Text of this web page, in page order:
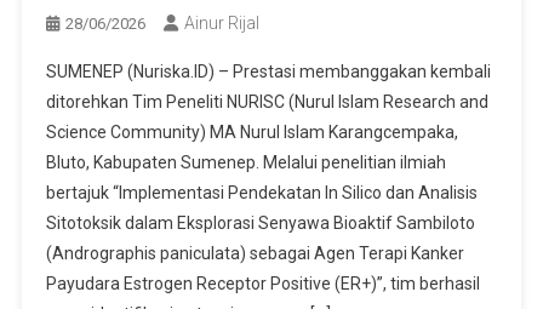
28/06/2026 Ainur Rijal
SUMENEP (Nuriska.ID) – Prestasi membanggakan kembali
ditorehkan Tim Peneliti NURISC (Nurul Islam Research and
Science Community) MA Nurul Islam Karangcempaka,
Bluto, Kabupaten Sumenep. Melalui penelitian ilmiah
bertajuk “Implementasi Pendekatan In Silico dan Analisis
Sitotoksik dalam Eksplorasi Senyawa Bioaktif Sambiloto
(Andrographis paniculata) sebagai Agen Terapi Kanker
Payudara Estrogen Receptor Positive (ER+)”, tim berhasil